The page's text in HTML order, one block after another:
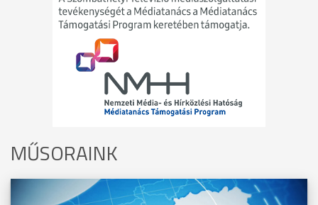
MŰSORAINK